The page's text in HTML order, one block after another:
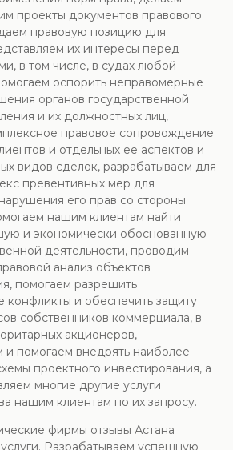
проекты документов правового
правовую позицию для
их интересы перед
в том числе, в судах любой
оспорить неправомерные
органов государственной
и их должностных лиц,
правовое сопровождение
и отдельных ее аспектов и
видов сделок, разрабатываем для
превентивных мер для
его прав со стороны
нашим клиентам найти
и экономически обоснованную
деятельности, проводим
анализ объектов
помогаем разрешить
конфликты и обеспечить защиту
собственников коммерциала, в
акционеров,
и помогаем внедрять наиболее
проектного инвестирования, а
многие другие услуги
нашим клиентам по их запросу.
фирмы отзывы Астана
Разрабатываем успешную